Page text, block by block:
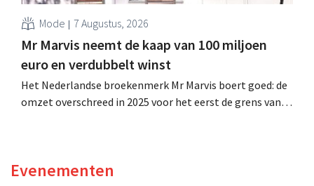
Mode 7 Augustus, 2026
Mr Marvis neemt de kaap van 100 miljoen
euro en verdubbelt winst
Het Nederlandse broekenmerk Mr Marvis boert goed: de
omzet overschreed in 2025 voor het eerst de grens van
Evenementen